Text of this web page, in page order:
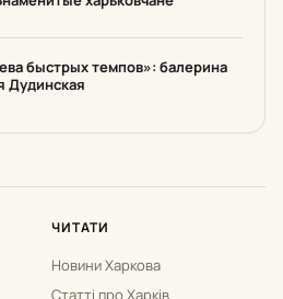
быстрых темпов»: балерина
Дудинская
ЧИТАТИ
Новини Харкова
Статті про Харків